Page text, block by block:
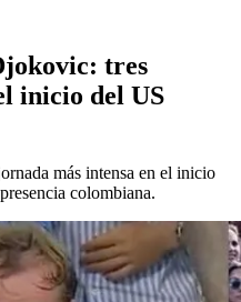
tres
inicio del US
más intensa en el inicio
colombiana.